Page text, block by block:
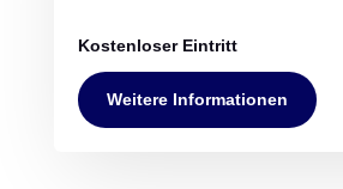
Kostenloser Eintritt
Weitere Informationen